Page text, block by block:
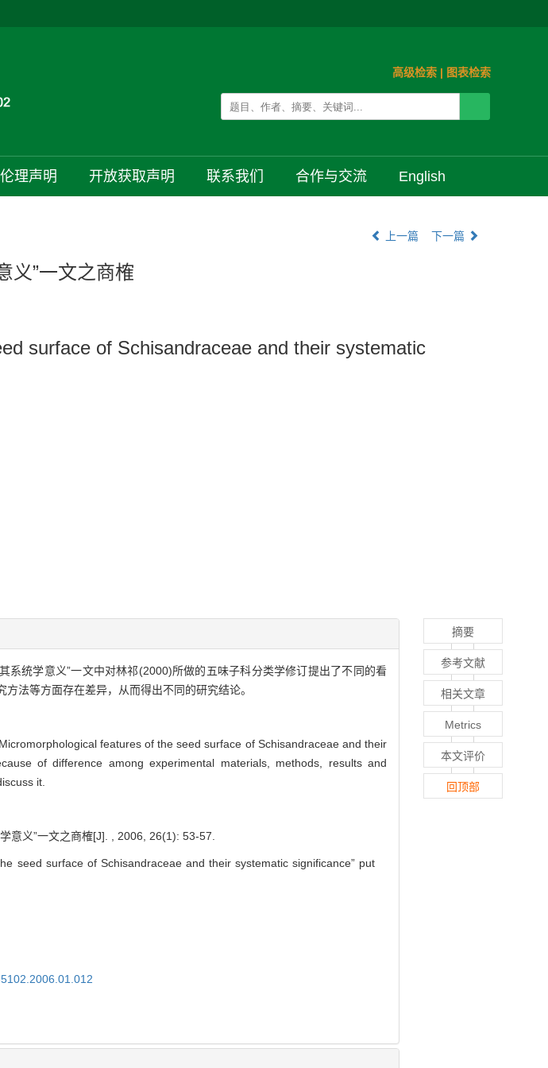
高级检索 | 图表检索
理声明 开放获取声明 联系我们 合作与交流 English
上一篇 下一篇
义”一文之商榷
surface of Schisandraceae and their systematic
统学意义”一文中对林祁(2000)所做的五味子科分类学修订提出了不同的看
法等方面存在差异，从而得出不同的研究结论。
features of the seed surface of Schisandraceae and their
of difference among experimental materials, methods, results and
it.
意义”一文之商榷[J]. , 2006, 26(1): 53-57.
seed surface of Schisandraceae and their systematic significance” put
摘要
参考文献
相关文章
Metrics
本文评价
回顶部